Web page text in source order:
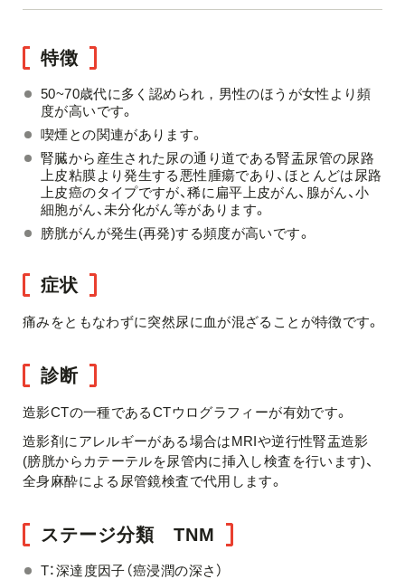
特徴
50~70歳代に多く認められ，男性のほうが女性より頻
度が高いです。
喫煙との関連があります。
腎臓から産生された尿の通り道である腎盂尿管の尿路
上皮粘膜より発生する悪性腫瘍であり、ほとんどは尿路
上皮癌のタイプですが、稀に扁平上皮がん、腺がん、小
細胞がん、未分化がん等があります。
膀胱がんが発生(再発)する頻度が高いです。
症状
痛みをともなわずに突然尿に血が混ざることが特徴です。
診断
造影CTの一種であるCTウログラフィーが有効です。
造影剤にアレルギーがある場合はMRIや逆行性腎盂造影
(膀胱からカテーテルを尿管内に挿入し検査を行います)、
全身麻酔による尿管鏡検査で代用します。
ステージ分類 TNM
T：深達度因子（癌浸潤の深さ）